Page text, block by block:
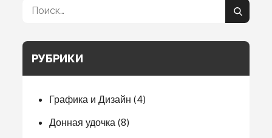
Поиск:
Поиск
РУБРИКИ
Графика и Дизайн (4)
Донная удочка (8)